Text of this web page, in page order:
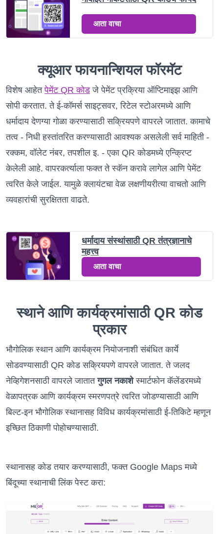
आता वाचा
क्यूआर फायनान्शियल फॉरमॅट
विशेष आहेतपेमेंट QR कोडजे पेमेंट प्रक्रिया ऑप्टिमाइझ आणि
सोपी करतात. ते ई-कॉमर्स साइट्सवर, रिटेल स्टोअरमध्ये आणि
धर्मादाय देणग्या गोळा करण्यासाठी सक्रियपणे वापरले जातात. कामाचे
तत्व - निधी हस्तांतरित करण्यासाठी आवश्यक असलेली सर्व माहिती -
रक्कम, वॉलेट नंबर, तपशील इ. - एका QR कोडमध्ये एन्क्रिप्ट
केलेली आहे. वापरकर्त्याला फक्त ते स्कॅन करावे लागेल आणि पेमेंट
त्वरित केले जाईल. यामुळे क्लायंटचा वेळ लक्षणीयरीत्या वाचतो आणि
व्यवहारांची सुरक्षितता वाढते.
धर्मादाय संस्थांसाठी QR तंत्रज्ञानाचे
महत्त्व
आता वाचा
स्थाने आणि कार्यक्रमांसाठी QR कोड
प्रकार
भौगोलिक स्थान आणि कार्यक्रम नियोजनाशी संबंधित कार्ये
सोडवण्यासाठी QR कोड सक्रियपणे वापरले जातात. ते जलद
नेव्हिगेशनसाठी वापरले जातातगुगल नकाशेस्मार्टफोन कॅलेंडरमध्ये
वेळापत्रक आणि कार्यक्रम स्मरणपत्रे त्वरित जोडण्यासाठी आणि
बिल्ट-इन भौगोलिक स्थानासह विविध कार्यक्रमांसाठी ई-तिकिटे म्हणून
इच्छित ठिकाणी पोहोचण्यासाठी.
स्थानासह कोड तयार करण्यासाठी, फक्त Google Maps मध्ये
बिंदूच्या स्थानाची लिंक पेस्ट करा: